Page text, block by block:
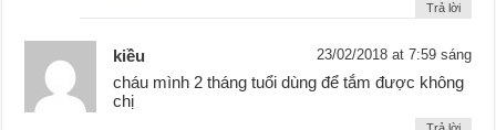
Trả lời
kiều 23/02/2018 at 7:59 sáng
cháu mình 2 tháng tuổi dùng để tắm được không
chị